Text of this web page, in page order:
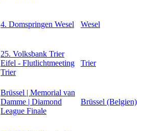
4. Domspringen Wesel Wesel
25. Volksbank Trier
Eifel - Flutlichtmeeting
Trier
Trier
Brüssel | Memorial van
Damme | Diamond
League Finale
Brüssel (Belgien)